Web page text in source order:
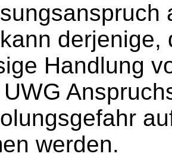
Handlung
werden.